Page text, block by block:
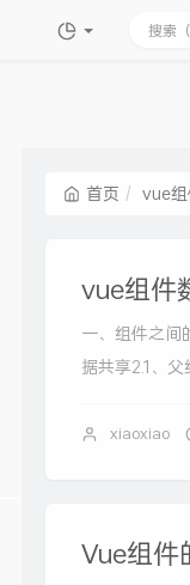
首页 vue
vue组件
一、组件之间
据共享2.1、父
xiaoxiao
Vue组件